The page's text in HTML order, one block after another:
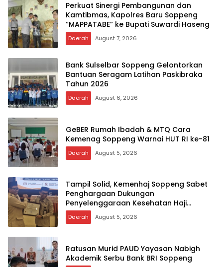
Perkuat Sinergi Pembangunan dan
Kamtibmas, Kapolres Baru Soppeng
“MAPPATABE” ke Bupati Suwardi Haseng
Daerah August 7, 2026
Bank Sulselbar Soppeng Gelontorkan
Bantuan Seragam Latihan Paskibraka
Tahun 2026
Daerah August 6, 2026
GeBER Rumah Ibadah & MTQ Cara
Kemenag Soppeng Warnai HUT RI ke-81
Daerah August 5, 2026
Tampil Solid, Kemenhaj Soppeng Sabet
Penghargaan Dukungan
Penyelenggaraan Kesehatan Haji
Terbaik
Daerah August 5, 2026
Ratusan Murid PAUD Yayasan Nabigh
Akademik Serbu Bank BRI Soppeng